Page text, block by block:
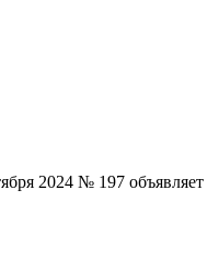
2024 № 197 объявляет